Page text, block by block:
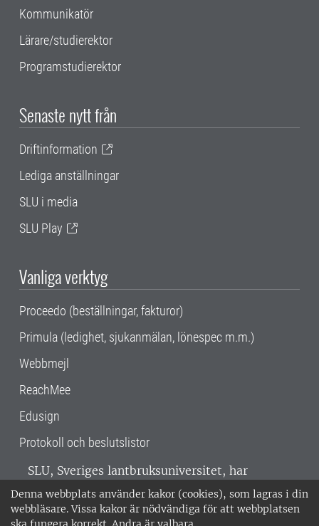
Denna webbplats använder kakor (cookies), som lagras i din
webbläsare. Vissa kakor är nödvändiga för att webbplatsen
Kommunikatör
Lärare/studierektor
Programstudierektor
Senaste nytt från
Driftinformation
Lediga anställningar
SLU i media
SLU Play
Vanliga verktyg
Proceedo (beställningar, fakturor)
Primula (ledighet, sjukanmälan, lönespec m.m.)
Webbmejl
ReachMee
Edusign
Protokoll och beslutslistor
SLU, Sveriges lantbruksuniversitet, har
verksamhet över hela Sverige. Huvudorter är
Alnarp, Uppsala och Umeå.SLU är
miljöcertifierat enligt ISO 14001. •